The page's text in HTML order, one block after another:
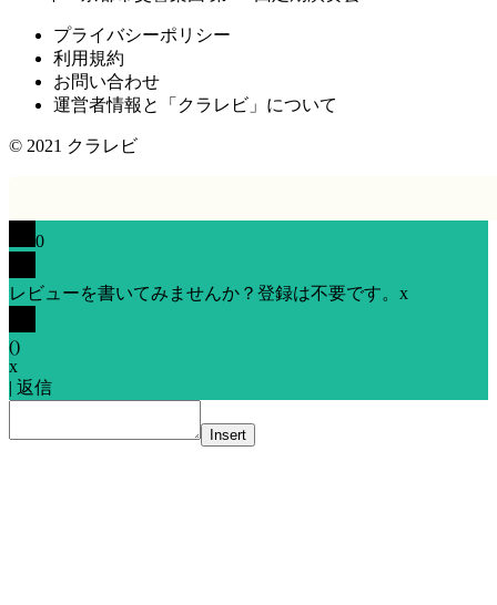
プライバシーポリシー
利用規約
お問い合わせ
運営者情報と「クラレビ」について
© 2021 クラレビ
0
レビューを書いてみませんか？登録は不要です。 x
()
x
| 返信
Insert